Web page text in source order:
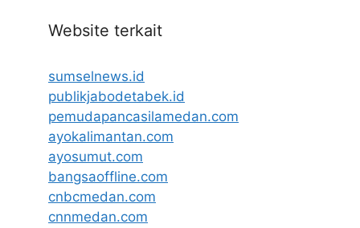
Website terkait
sumselnews.id
publikjabodetabek.id
pemudapancasilamedan.com
ayokalimantan.com
ayosumut.com
bangsaoffline.com
cnbcmedan.com
cnnmedan.com